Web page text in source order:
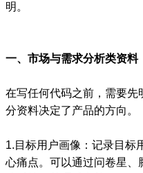
明。
一、市场与需求分析类资料
在写任何代码之前，需要先
分资料决定了产品的方向。
1.目标用户画像：记录目标
心痛点。可以通过问卷星